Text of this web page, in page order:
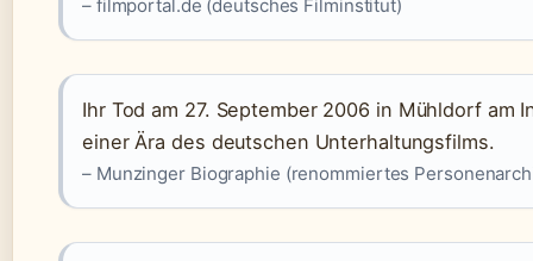
– filmportal.de (deutsches Filminstitut)
Ihr Tod am 27. September 2006 in Mühldorf am
einer Ära des deutschen Unterhaltungsfilms.
– Munzinger Biographie (renommiertes